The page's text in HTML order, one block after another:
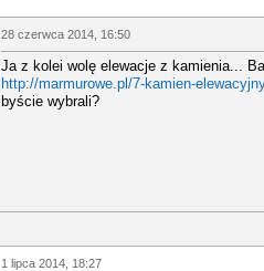
28 czerwca 2014, 16:50
Ja z kolei wolę elewacje z kamienia...
http://marmurowe.pl/7-kamien-
byście wybrali?
1 lipca 2014, 18:27